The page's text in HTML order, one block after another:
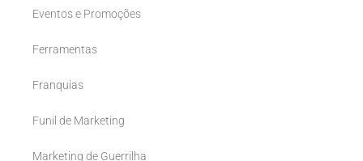
Eventos e Promoções
Ferramentas
Franquias
Funil de Marketing
Marketing de Guerrilha